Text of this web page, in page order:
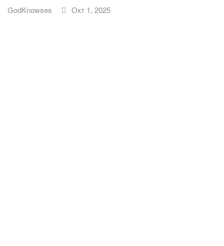
GodKnowses Окт 1, 2025